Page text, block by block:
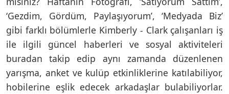
‘Gezdim, Gördüm, Paylaşıyorum’, ‘Medyada Biz’
gibi farklı bölümlerle Kimberly - Clark çalışanları iş
ile ilgili güncel haberleri ve sosyal aktiviteleri
buradan takip edip aynı zamanda düzenlenen
yarışma, anket ve kulüp etkinliklerine katılabiliyor,
hobilerine eşlik edecek arkadaşlar bulabiliyorlar.